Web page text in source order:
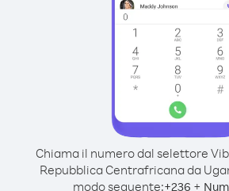
Chiama il numero dal selettore
Repubblica Centrafricana da
modo seguente:+236 +